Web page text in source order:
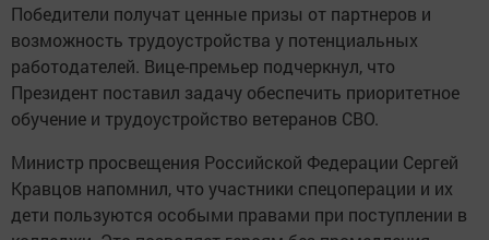
Победители получат ценные призы от партнеров и
возможность трудоустройства у потенциальных
работодателей. Вице-премьер подчеркнул, что
Президент поставил задачу обеспечить приоритетное
обучение и трудоустройство ветеранов СВО.
Министр просвещения Российской Федерации Сергей
Кравцов напомнил, что участники спецоперации и их
дети пользуются особыми правами при поступлении в